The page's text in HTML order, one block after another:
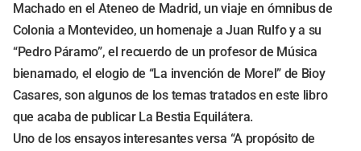
Machado en el Ateneo de Madrid, un viaje en ómnibus de
Colonia a Montevideo, un homenaje a Juan Rulfo y a su
“Pedro Páramo”, el recuerdo de un profesor de Música
bienamado, el elogio de “La invención de Morel” de Bioy
Casares, son algunos de los temas tratados en este libro
que acaba de publicar La Bestia Equilátera.
Uno de los ensayos interesantes versa “A propósito de